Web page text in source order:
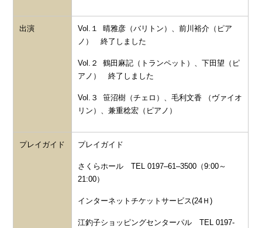
出演
Vol.１ 晴雅彦（バリトン）、前川裕介（ピア
ノ） 終了しました
Vol.２ 鶴田麻記（トランペット）、下田望（ピ
アノ） 終了しました
Vol.３ 笹沼樹（チェロ）、毛利文香 （ヴァイオ
リン）、兼重稔宏（ピアノ）
プレイガイド プレイガイド
さくらホールTEL 0197‒61‒3500（9:00～
21:00）
インターネットチケットサービス(24 Ｈ)
江釣子ショッピングセンターパルTEL 0197-